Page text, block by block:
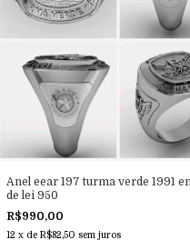
Anel eear 197 turma verde 1991
de lei 950
R$990,00
12 x deR$82,50 sem juros